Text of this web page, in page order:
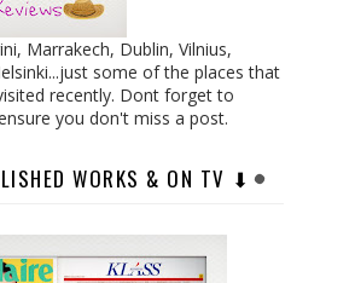
Marrakech, Dublin, Vilnius,
some of the places that
recently. Dont forget to
you don't miss a post.
WORKS & ON TV ⬇︎